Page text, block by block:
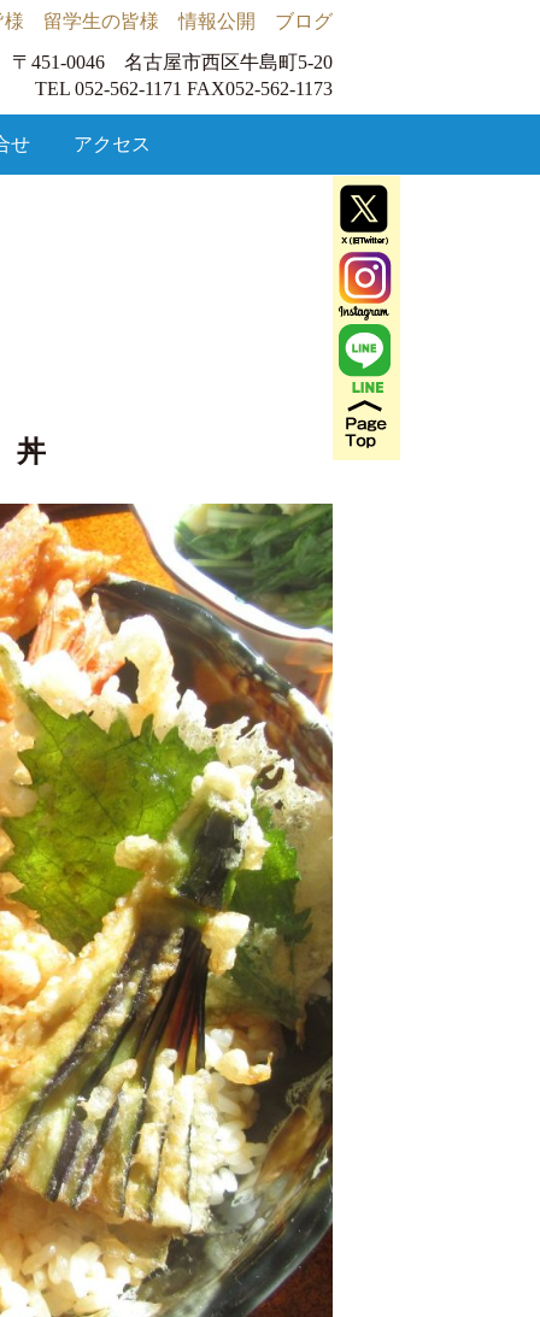
様 留学生の皆様 情報公開
ブログ
〒451-0046 名古屋市西区牛島町5-20
TEL 052-562-1171 FAX052-562-1173
せ アクセス